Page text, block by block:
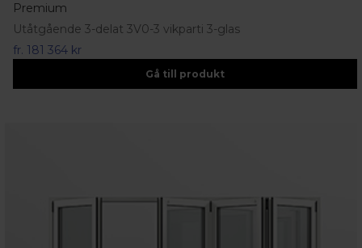
Premium
Utåtgående 3-delat 3V0-3 vikparti 3-glas
fr. 181 364 kr
Gå till produkt